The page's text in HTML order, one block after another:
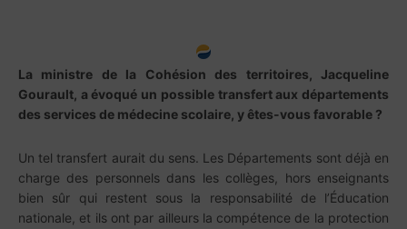
La ministre de la Cohésion des territoires, Jacqueline
Gourault, a évoqué un possible transfert aux départements
des services de médecine scolaire, y êtes-vous favorable ?
Un tel transfert aurait du sens. Les Départements sont déjà en
charge des personnels dans les collèges, hors enseignants
bien sûr qui restent sous la responsabilité de l’Éducation
nationale, et ils ont par ailleurs la compétence de la protection